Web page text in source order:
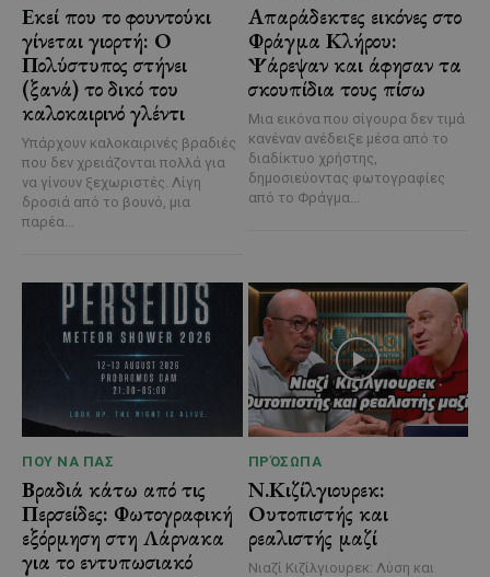
Εκεί που το φουντούκι
γίνεται γιορτή: Ο
Πολύστυπος στήνει
(ξανά) το δικό του
καλοκαιρινό γλέντι
Υπάρχουν καλοκαιρινές βραδιές
που δεν χρειάζονται πολλά για
να γίνουν ξεχωριστές. Λίγη
δροσιά από το βουνό, μια
παρέα...
Απαράδεκτες εικόνες στο
Φράγμα Κλήρου:
Ψάρεψαν και άφησαν τα
σκουπίδια τους πίσω
Μια εικόνα που σίγουρα δεν τιμά
κανέναν ανέδειξε μέσα από το
διαδίκτυο χρήστης,
δημοσιεύοντας φωτογραφίες
από το Φράγμα...
ΠΟΥ ΝΑ ΠΑΣ
Βραδιά κάτω από τις
Περσείδες: Φωτογραφική
εξόρμηση στη Λάρνακα
για το εντυπωσιακό
ΠΡΌΣΩΠΑ
Ν.Κιζίλγιουρεκ:
Ουτοπιστής και
ρεαλιστής μαζί
Νιαζί Κιζίλγιουρεκ: Λύση και